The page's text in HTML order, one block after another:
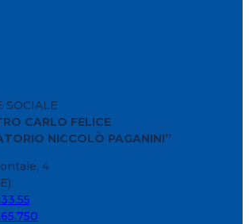
SOCIALE
CARLO FELICE
NICCOLÒ PAGANINI”
4